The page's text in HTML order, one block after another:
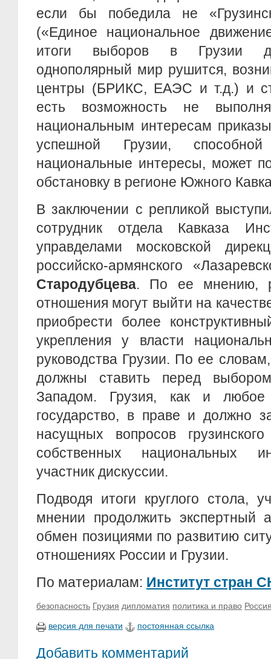
если бы победила не
(«Единое национальное
итоги выборов в Грузии
однополярный мир рушится,
центры (БРИКС, ЕАЭС и т.д.) и
есть возможность не
национальным интересам
успешной Грузии,
национальные интересы, может
обстановку в регионе Южного
В заключении с репликой
сотрудник отдела Кавказа
управделами московской
российско-армянского
Стародубцева. По ее мнению,
отношения могут выйти на
приобрести более
укрепления у власти
руководства Грузии. По ее
должны ставить перед
Западом. Грузия, как и любое
государство, в праве и должно
насущных вопросов
собственных национальных
участник дискуссии.
Подводя итоги круглого стола,
мнении продолжить экспертный
обмен позициями по развитию
отношениях России и Грузии.
По материалам: Институт стран
безопасность Грузия дипломатия политика и право
версия для печати постоянная ссылка
Добавить комментарий